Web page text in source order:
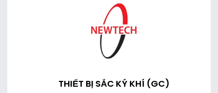
THIẾT BỊ SẮC KÝ KHÍ (GC)